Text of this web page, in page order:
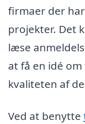
firmaer der
projekter. Det
læse
at få en idé
kvaliteten af
Ved at benytte